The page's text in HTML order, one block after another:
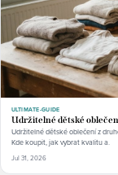
ULTIMATE-GUIDE
Udržitelné dětské
Udržitelné dětské oblečení z
Kde koupit, jak vybrat kvalitu a.
Jul 31, 2026